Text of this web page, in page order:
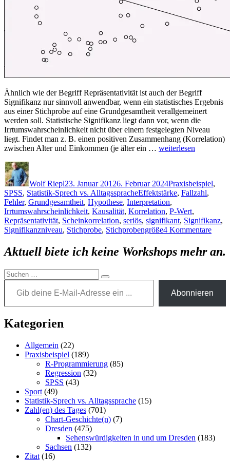
Ähnlich wie der Begriff Repräsentativität ist auch der Begriff
Signifikanz nur sinnvoll anwendbar, wenn ein statistisches Ergebnis
aus einer Stichprobe auf eine Grundgesamtheit verallgemeinert
werden soll. Statistische Signifikanz liegt dann vor, wenn die
Irrtumswahrscheinlichkeit nicht über einem festgelegten Niveau
liegt. Findet man z. B. einen positiven Zusammenhang (Korrelation)
zwischen Alter und Einkommen (je älter ein … „Signifikanz“
weiterlesen
Wolf Riepl23. Januar 20126. Februar 2024Praxisbeispiel,
SPSS, Statistik-Sprech vs. AlltagsspracheSchlagwörter
Effektstärke, Fallzahl,
Fehler, Grundgesamtheit, Hypothese, Interpretation,
Irrtumswahrscheinlichkeit, Kausalität, Korrelation, P-Wert,
Repräsentativität, Scheinkorrelation, seriös, signifikant, Signifikanz,
Signifikanzniveau, Stichprobe, Stichprobengröße4 Kommentarezu
Aktuell biete ich keine Workshops mehr an.
Suchen
nach:
Suchen
Gib deine E-Mail-Adresse ein ...
Abonnieren
Kategorien
Allgemein (22)
Praxisbeispiel (189)
R-Programmierung (85)
Regression (32)
SPSS (43)
Sport (49)
Statistik-Sprech vs. Alltagssprache (15)
Zahl(en) des Tages (701)
Chart-Geschichte(n) (7)
Dresden (475)
Sehenswürdigkeiten in und um Dresden (183)
Sachsen (132)
Zitat (16)